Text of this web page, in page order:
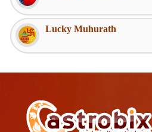
Lucky Muhurath